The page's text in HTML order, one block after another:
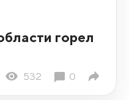
горел
532 0